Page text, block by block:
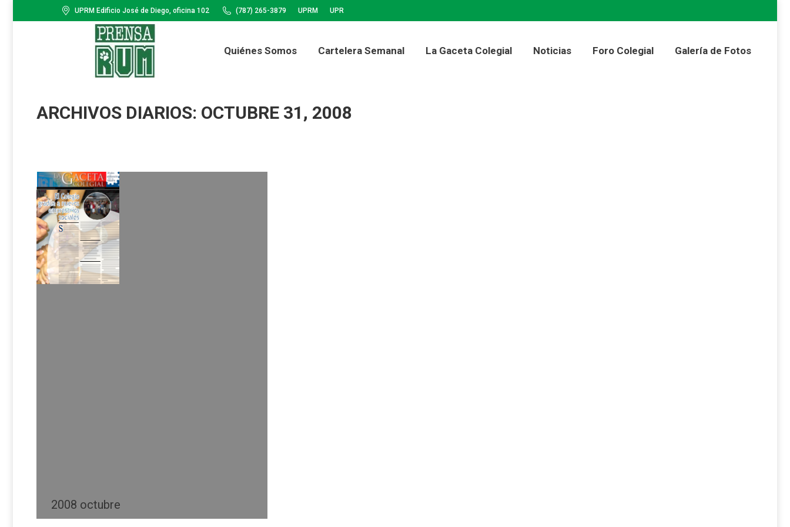
UPRM Edificio José de Diego, oficina 102 (787) 265-3879 UPRM UPR
Quiénes Somos Cartelera Semanal La Gaceta Colegial Noticias Foro Colegial Galería de Fotos
ARCHIVOS DIARIOS: OCTUBRE 31, 2008
2008 octubre
Quiénes Somos Cartelera Semanal La Gaceta Colegial Noticias Foro Colegial Galería de Fotos